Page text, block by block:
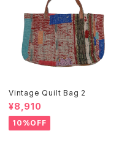
Vintage Quilt Bag 2
¥8,910
10%OFF